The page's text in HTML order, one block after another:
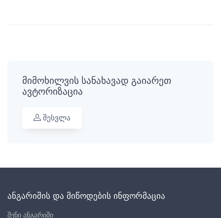
მიმოხილვის სანახავად გაიარეთ
ავტორიზაცია
შესვლა
ანგარიშის და მიწოდების ინფორმაცია
შენი ანგარიში